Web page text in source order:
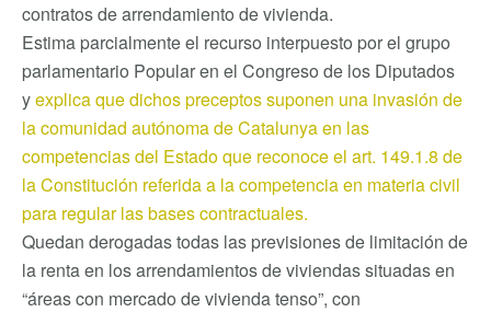
contratos de arrendamiento de vivienda.
Estima parcialmente el recurso interpuesto por el grupo
parlamentario Popular en el Congreso de los Diputados
yexplica que dichos preceptos suponen una invasión de
la comunidad autónoma de Catalunya en las
competencias del Estado que reconoce el art. 149.1.8 de
la Constitución referida a la competencia en materia civil
para regular las bases contractuales.
Quedan derogadas todas las previsiones de limitación de
la renta en los arrendamientos de viviendas situadas en
“áreas con mercado de vivienda tenso”, con